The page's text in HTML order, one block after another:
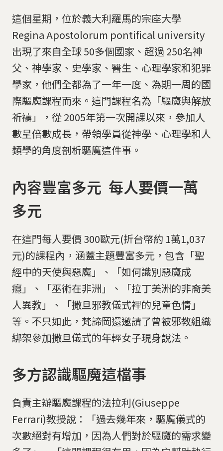
這個星期，位於義大利羅馬的宗座大學
Regina Apostolorum pontifical university
出現了來自全球 50多個國家、超過 250名神
父、神學家、史學家、醫生、心理學家和犯罪
學家，他們全都為了一年一度、為期一周的國
際驅魔課程而來。這門課程名為「驅魔與解放
祈禱」，從 2005年第一次開課以來，參加人
數呈倍數成長，帶領學員從神學、心理學和人
類學的角度剖析驅魔這件事。
內容豐富多元 每人要價一萬
多元
在這門每人要價 300歐元(折台幣約 1萬1,037
元)的課程內，涵蓋主題豐富多元，包含「聖
經中的天使與惡魔」、「如何識別惡魔成
癮」、「巫術在非洲」、「拉丁美洲的非裔美
人異教」、「撒旦邪教儀式裡的兒童色情」
等。不只如此，梵諦岡還邀請了曾被邪教組織
綁架參加撒旦儀式的年輕女子現身說法。
多方認識驅魔這檔事
負責主辦驅魔課程的法拉利(Giuseppe
Ferrari)教授說：「過去幾年來，驅魔儀式的
次數絕對有增加，因為人們對於驅魔的需求變